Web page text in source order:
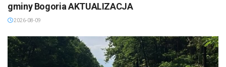
gminy Bogoria AKTUALIZACJA
2026-08-09